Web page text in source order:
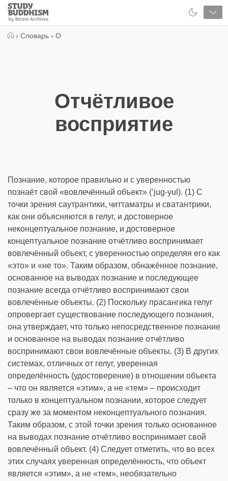
Close
Study
Buddhism
› Словарь › О
Отчётливое
восприятие
Познание, которое правильно и с уверенностью
познаёт свой «вовлечённый объект» (’jug-yul). (1) С
точки зрения саутрантики, читтаматры и сватантрики,
как они объясняются в гелуг, и достоверное
неконцептуальное познание, и достоверное
концептуальное познание отчётливо воспринимает
вовлечённый объект, с уверенностью определяя его как
«это» и «не то». Таким образом, обнажённое познание,
основанное на выводах познание и последующее
познание всегда отчётливо воспринимают свои
вовлечённые объекты. (2) Поскольку прасангика гелуг
опровергает существование последующего познания,
она утверждает, что только непосредственное познание
и основанное на выводах познание отчётливо
воспринимают свои вовлечённые объекты. (3) В других
системах, отличных от гелуг, уверенная
определённость (удостоверение) в отношении объекта
– что он является «этим», а не «тем» – происходит
только в концептуальном познании, которое следует
сразу же за моментом неконцептуального познания.
Таким образом, с этой точки зрения только основанное
на выводах познание отчётливо воспринимает свой
вовлечённый объект. (4) Следует отметить, что во всех
этих случаях уверенная определённость, что объект
является «этим», а не «тем», необязательно